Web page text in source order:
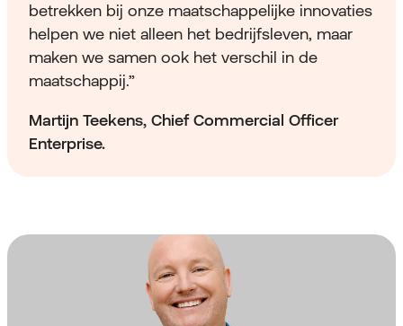
betrekken bij onze maatschappelijke innovaties
helpen we niet alleen het bedrijfsleven, maar
maken we samen ook het verschil in de
maatschappij.”
Martijn Teekens, Chief Commercial Officer
Enterprise.